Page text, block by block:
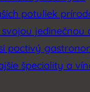
potuliek
jedinečnou
poctivý
špeciality a